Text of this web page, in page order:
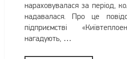
нараховувалася за період,
надавалася. Про це
підприємстві
нагадують, …